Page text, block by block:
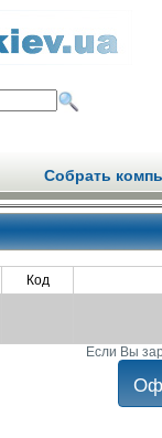
Собрать
Код
Если Вы